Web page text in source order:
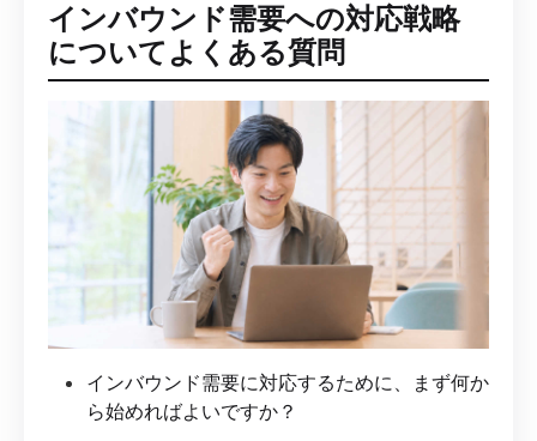
インバウンド需要への対応戦略
についてよくある質問
インバウンド需要に対応するために、まず何か
ら始めればよいですか？